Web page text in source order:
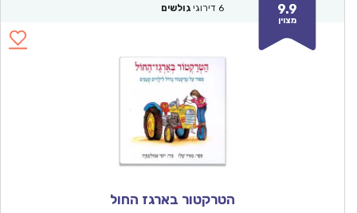
9.9
מצוין
6 דירוגי גולשים
הטרקטור בארגז החול